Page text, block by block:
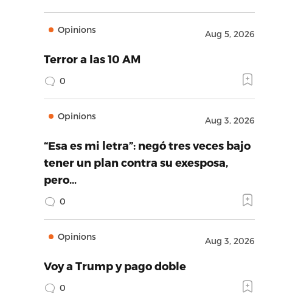
Opinions Aug 5, 2026
Terror a las 10 AM
0
Opinions Aug 3, 2026
“Esa es mi letra”: negó tres veces bajo
tener un plan contra su exesposa,
pero…
0
Opinions Aug 3, 2026
Voy a Trump y pago doble
0